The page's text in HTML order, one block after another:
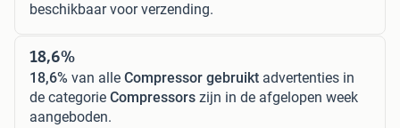
beschikbaar voor verzending.
18,6%
18,6% van alle Compressor gebruikt advertenties in
de categorie Compressors zijn in de afgelopen week
aangeboden.